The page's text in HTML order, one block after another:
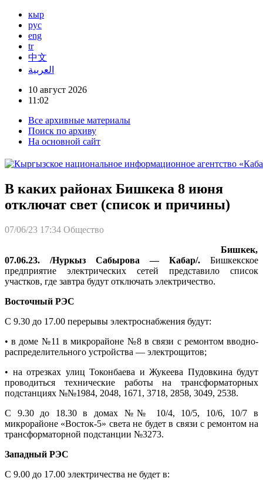
кыр
рус
eng
tr
中文
العربية
10 август 2026
11:02
Все архивные материалы
Поиск по архиву
На основной сайт
В каких районах Бишкека 8 июня
отключат свет (список и причины)
07/06/23 17:34 Общество
Бишкек,
07.06.23. /Нуркыз Сабырова — Кабар/. Бишкекское
предприятие электрических сетей представило список
участков, где завтра будут отключать электричество.
Восточный РЭС
С 9.30 до 17.00 перерывы электроснабжения будут:
• в доме №11 в микрорайоне №8 в связи с ремонтом вводно-
распределительного устройства — электрощитов;
• на отрезках улиц Токонбаева и Жукеева Пудовкина будут
проводиться технические работы на трансформаторных
подстанциях №№1984, 2048, 1671, 3718, 2858, 3049, 2538.
С 9.30 до 18.30 в домах №№ 10/4, 10/5, 10/6, 10/7 в
микрорайоне «Восток-5» света не будет в связи с ремонтом на
трансформаторной подстанции №3273.
Западный РЭС
С 9.00 до 17.00 электричества не будет в: